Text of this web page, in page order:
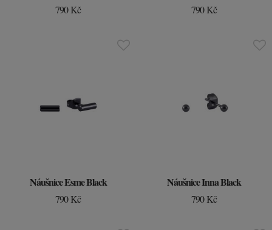
790 Kč 790 Kč
Náušnice Esme Black
790 Kč
Náušnice Inna Black
790 Kč